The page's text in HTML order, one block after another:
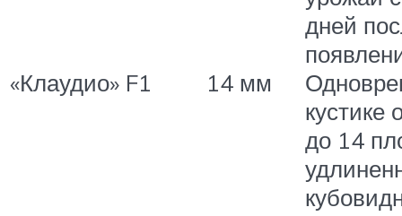
«Клаудио» F1 14 мм
дней
кустике
до 14